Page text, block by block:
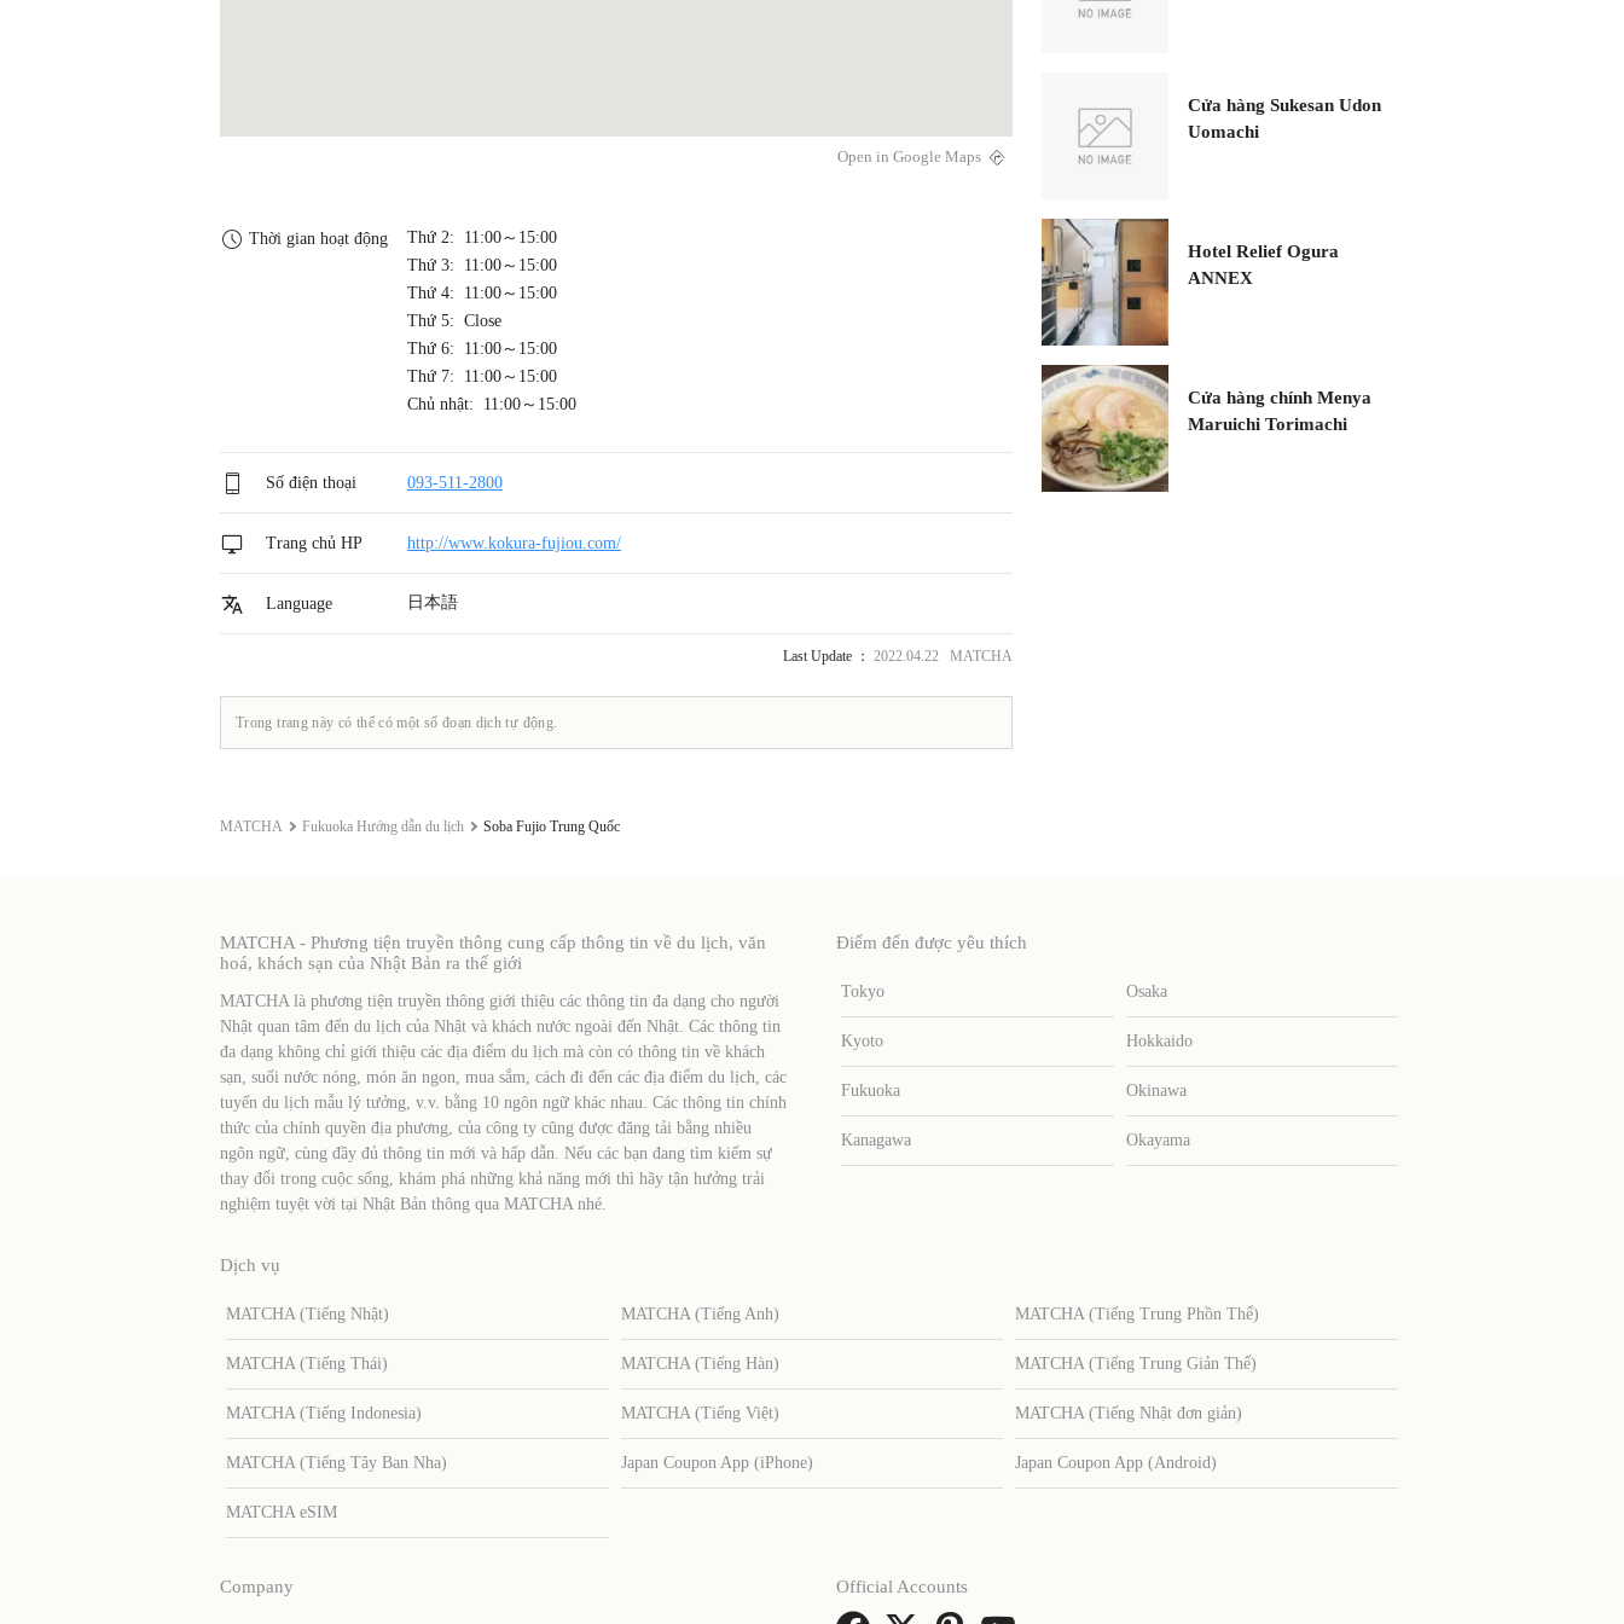
Open in Google Maps
Thời gian hoạt động
Thứ 2: 11:00～15:00
Thứ 3: 11:00～15:00
Thứ 4: 11:00～15:00
Thứ 5: Close
Thứ 6: 11:00～15:00
Thứ 7: 11:00～15:00
Chủ nhật: 11:00～15:00
Số điện thoại 093-511-2800
Trang chủ HP http://www.kokura-fujiou.com/
Language 日本語
Last Update ： 2022.04.22 MATCHA
Trong trang này có thể có một số đoạn dịch tự động.
Cửa hàng Sukesan Udon
Uomachi
Hotel Relief Ogura
ANNEX
Cửa hàng chính Menya
Maruichi Torimachi
MATCHA Fukuoka Hướng dẫn du lịch Soba Fujio Trung Quốc
MATCHA - Phương tiện truyền thông cung cấp thông tin về du lịch, văn
hoá, khách sạn của Nhật Bản ra thế giới
MATCHA là phương tiện truyền thông giới thiệu các thông tin đa dạng cho người
Nhật quan tâm đến du lịch của Nhật và khách nước ngoài đến Nhật. Các thông tin
đa dạng không chỉ giới thiệu các địa điểm du lịch mà còn có thông tin về khách
sạn, suối nước nóng, món ăn ngon, mua sắm, cách đi đến các địa điểm du lịch, các
tuyến du lịch mẫu lý tưởng, v.v. bằng 10 ngôn ngữ khác nhau. Các thông tin chính
thức của chính quyền địa phương, của công ty cũng được đăng tải bằng nhiều
ngôn ngữ, cùng đầy đủ thông tin mới và hấp dẫn. Nếu các bạn đang tìm kiếm sự
thay đổi trong cuộc sống, khám phá những khả năng mới thì hãy tận hưởng trải
nghiệm tuyệt vời tại Nhật Bản thông qua MATCHA nhé.
Điểm đến được yêu thích
Tokyo Osaka
Kyoto Hokkaido
Fukuoka Okinawa
Kanagawa Okayama
Dịch vụ
MATCHA (Tiếng Nhật) MATCHA (Tiếng Anh) MATCHA (Tiếng Trung Phồn Thể)
MATCHA (Tiếng Thái) MATCHA (Tiếng Hàn) MATCHA (Tiếng Trung Giản Thể)
MATCHA (Tiếng Indonesia) MATCHA (Tiếng Việt) MATCHA (Tiếng Nhật đơn giản)
MATCHA (Tiếng Tây Ban Nha) Japan Coupon App (iPhone) Japan Coupon App (Android)
MATCHA eSIM
Company Official Accounts